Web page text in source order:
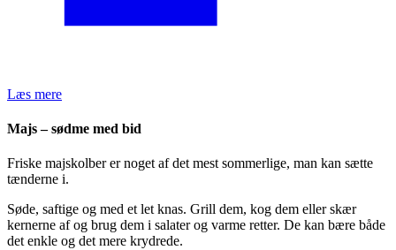
Læs mere
Majs – sødme med bid
Friske majskolber er noget af det mest sommerlige, man kan sætte
tænderne i.
Søde, saftige og med et let knas. Grill dem, kog dem eller skær
kernerne af og brug dem i salater og varme retter. De kan bære både
det enkle og det mere krydrede.